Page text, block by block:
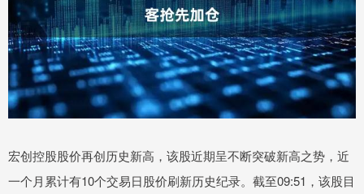
宏创控股股价再创历史新高，该股近期呈不断突破新高之势，近
一个月累计有10个交易日股价刷新历史纪录。截至09:51，该股目